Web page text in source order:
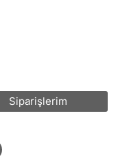
Siparişlerim